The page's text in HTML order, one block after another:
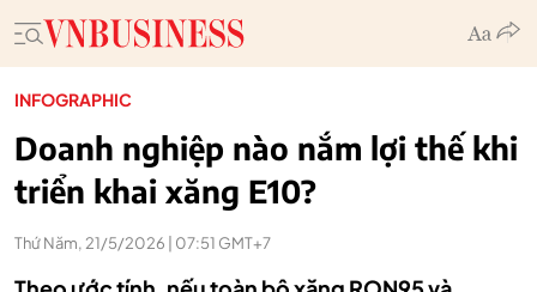
INFOGRAPHIC
Doanh nghiệp nào nắm lợi thế khi
triển khai xăng E10?
Thứ Năm, 21/5/2026 | 07:51 GMT+7